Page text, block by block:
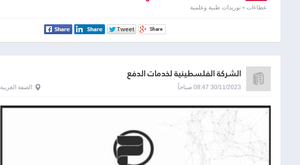
عطاءات » توريدات طبية وعلمية
الشركة الفلسطينية لخدمات الدفع
30/11/2023 08:47 صباحاً الضفة الغربية